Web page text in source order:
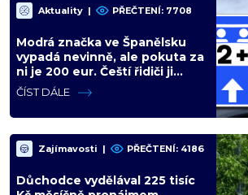
Aktuality | PŘEČTENÍ: 7708
Modrá značka ve Španělsku
vypadá nevinně, ale pokuta za
ni je 200 eur. Čeští řidiči ji
zaměňují za informační ceduli
ČÍST DÁLE
Zajímavosti | PŘEČTENÍ: 4186
Důchodce vydělával 225 tisíc